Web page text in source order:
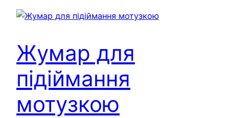
Жумар для
підіймання
мотузкою